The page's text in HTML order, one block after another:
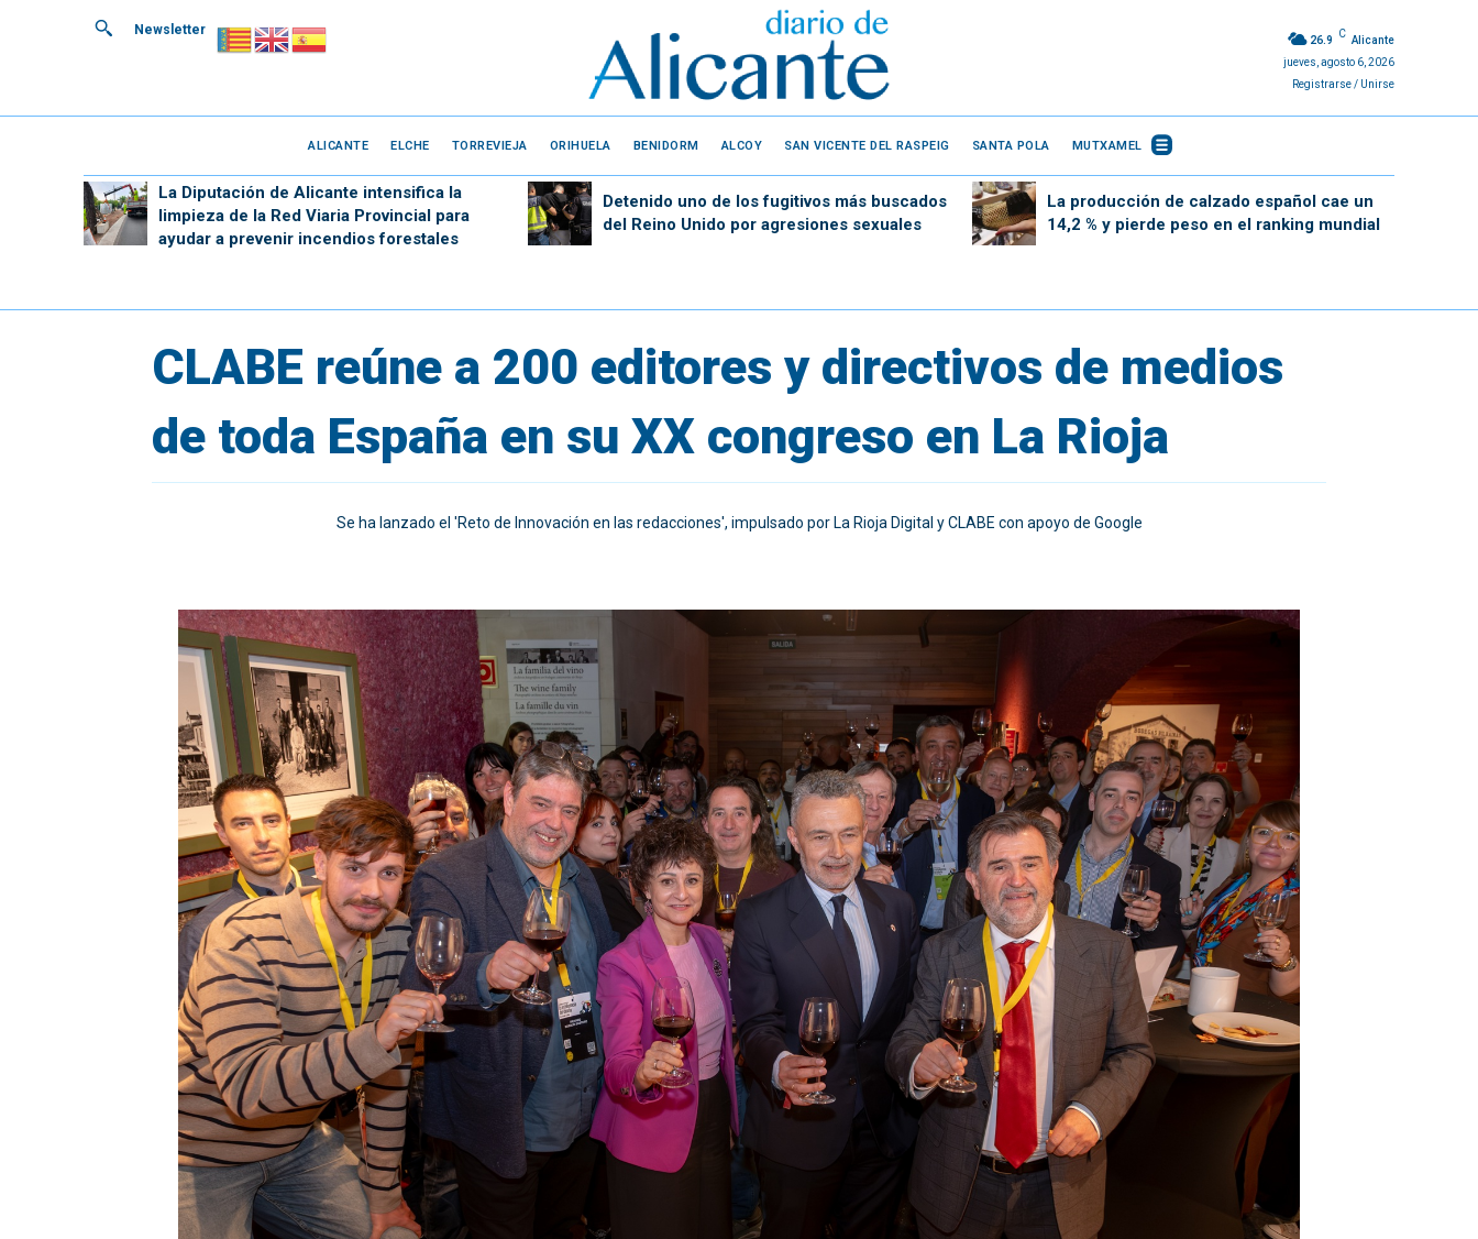
Newsletter
26.9
C
Alicante
jueves, agosto 6, 2026
Registrarse / Unirse
ALICANTE ELCHE TORREVIEJA ORIHUELA BENIDORM ALCOY SAN VICENTE DEL RASPEIG SANTA POLA MUTXAMEL
La Diputación de Alicante intensifica la
limpieza de la Red Viaria Provincial para
ayudar a prevenir incendios forestales
Detenido uno de los fugitivos más buscados
del Reino Unido por agresiones sexuales
La producción de calzado español cae un
14,2 % y pierde peso en el ranking mundial
CLABE reúne a 200 editores y directivos de medios
de toda España en su XX congreso en La Rioja
Se ha lanzado el 'Reto de Innovación en las redacciones', impulsado por La Rioja Digital y CLABE con apoyo de Google